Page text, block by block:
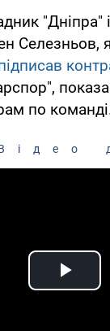
"Дніпра"
Селезньов,
по